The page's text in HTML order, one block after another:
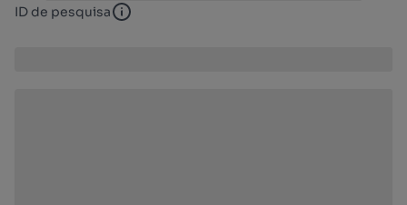
ID de pesquisa ID de pesquisa